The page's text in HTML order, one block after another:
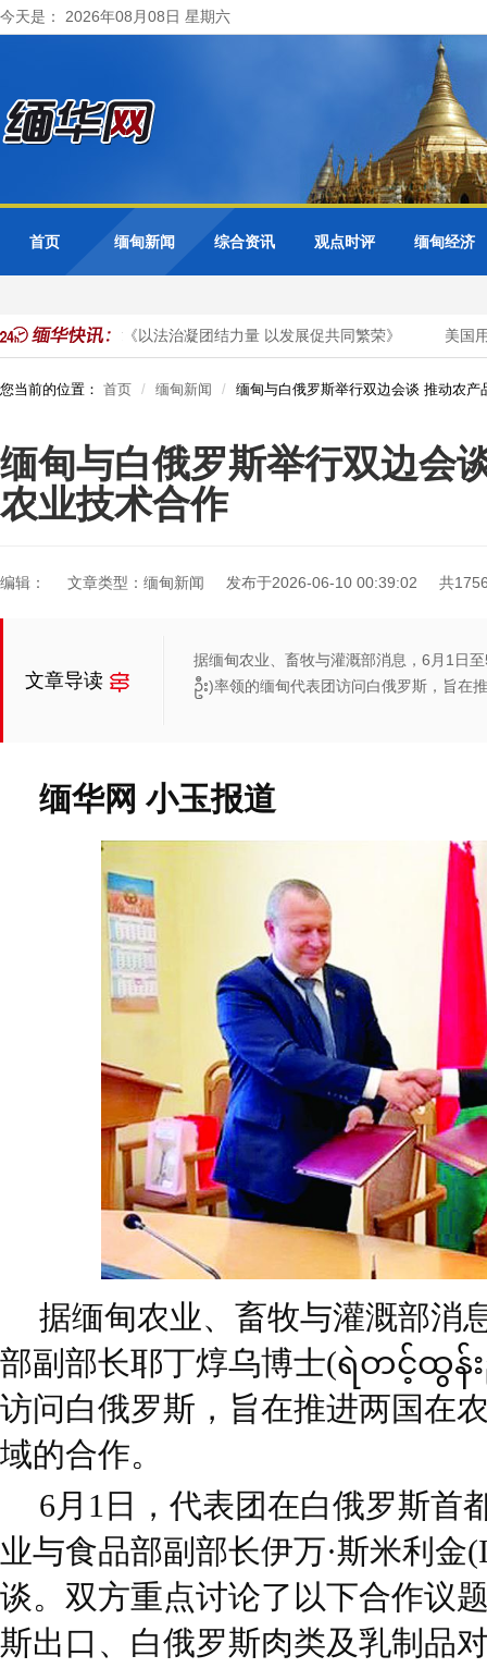
今天是： 2026年08月08日 星期六
首页 缅甸新闻 综合资讯 观点时评 缅甸经济
发表署名文章《以法治凝团结力量 以发展促共同繁荣》 美国用
您当前的位置： 首页 缅甸新闻 缅甸与白俄罗斯举行双边会谈 推动农产
缅甸与白俄罗斯举行双边会
农业技术合作
编辑： 文章类型：缅甸新闻 发布于2026-06-10 00:39:02 共
文章导读
据缅甸农业、畜牧与灌溉部消息，6月1
ဦး)率领的缅甸代表团访问白俄罗斯，旨在
缅华网 小玉报道
据缅甸农业、畜牧与灌溉部消
部副部长耶丁焞乌博士(ရဲတင့်ထွန်း
访问白俄罗斯，旨在推进两国在
域的合作。
6月1日，代表团在白俄罗斯首
业与食品部副部长伊万·斯米利金
谈。双方重点讨论了以下合作议
斯出口、白俄罗斯肉类及乳制品